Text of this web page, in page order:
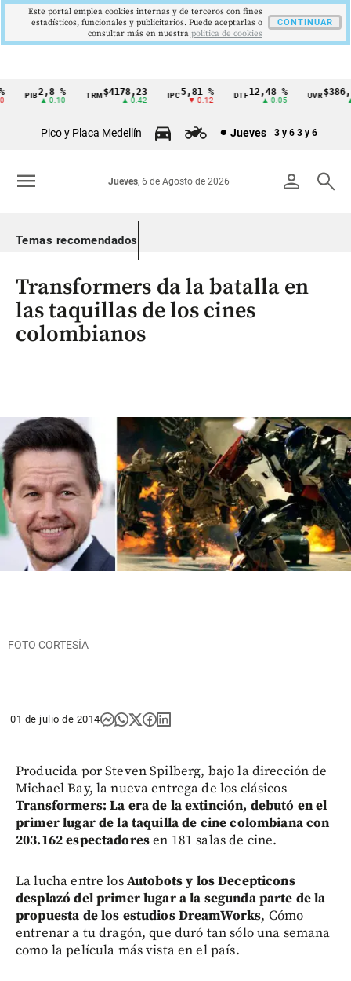
Cintillo
Colombia
PIB2,8 %
▲ 0.10
TRM$4178,23
▲ 0.42
5,81 %
▼ 0.12
DTF12,48 %
▲ 0.05
UVR
▲
Pico y Placa Medellín Jueves 3 y 6 3 y 6
person search
Jueves, 6 de Agosto de 2026
menu
Temas recomendados
Transformers da la batalla en
las taquillas de los cines
colombianos
FOTO CORTESÍA
01 de julio de 2014
Producida por Steven Spilberg, bajo la dirección de
Michael Bay, la nueva entrega de los clásicos
Transformers: La era de la extinción, debutó en el
primer lugar de la taquilla de cine colombiana con
203.162 espectadoresen 181 salas de cine.
La lucha entre losAutobots y los Decepticons
desplazó del primer lugar a la segunda parte de la
propuesta de los estudios DreamWorks, Cómo
entrenar a tu dragón, que duró tan sólo una semana
como la película más vista en el país.
Este portal emplea cookies internas y de terceros con fines
estadísticos, funcionales y publicitarios. Puede aceptarlas o
consultar más en nuestra politica de cookies
CONTINUAR